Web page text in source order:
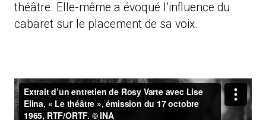
théâtre. Elle-même a évoqué l’influence du
cabaret sur le placement de sa voix.